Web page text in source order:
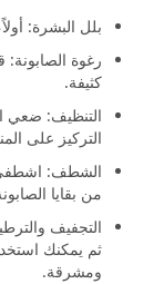
بلل البشرة:
رغوة
كثيفة.
التنظيف: ضعي
التركيز على
الشطف: اشطفي
من بقايا
التجفيف
ثم يمكنك
ومشرقة.